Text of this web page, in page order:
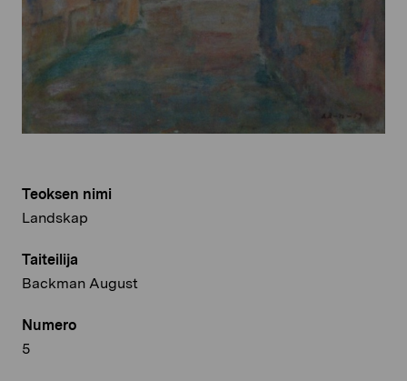
Teoksen nimi
Landskap
Taiteilija
Backman August
Numero
5